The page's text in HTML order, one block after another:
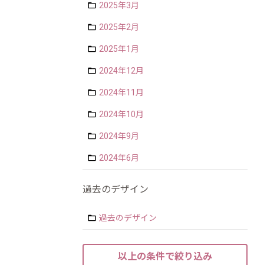
2025年3月
2025年2月
2025年1月
2024年12月
2024年11月
2024年10月
2024年9月
2024年6月
過去のデザイン
過去のデザイン